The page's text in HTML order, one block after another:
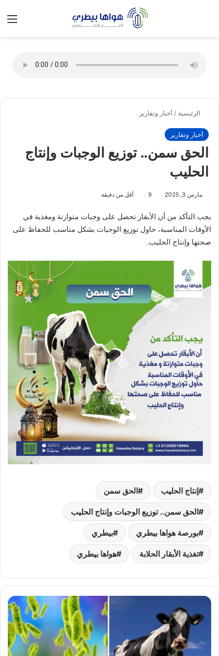
الوضع
الرئيسية / أخبار وتقارير
أخبار وتقارير
الحق سمن.. توزيع الوجبات وإنتاج
الحليب
مارس 3, 2025 9 أقل من دقيقة
يجب التأكد من أن الأبقار تحصل على وجبات متوازنة ومغذية في
الأوقات المناسبة، حاول توزيع الوجبات بشكل مناسب للحفاظ على
صحتها وإنتاج الحليب.
إنتاج الحليب الحق سمن
الحق سمن.. توزيع الوجبات وإنتاج الحليب
بورصة هواها بيطري بيطري
تغذية الأبقار الحلابة هواها بيطري
الألبان
المغلية
النيئة..